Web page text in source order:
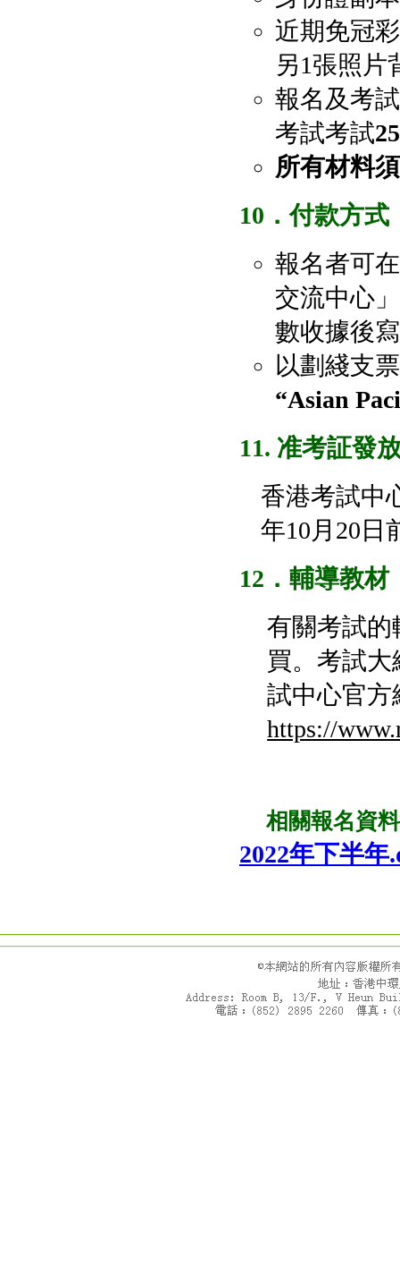
近期免冠
另1張照片
報名及考
考試考試
所有材料
10 ．付款方式
報名者可
交流中心
數收據後
以劃綫支
“Asian
11. 准考証發
香港考試中
年10月20日
12 ．輔導教材
有關考試的
買。考試
試中心官方
https://
相關報名資
2022年下半年